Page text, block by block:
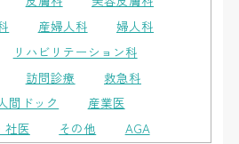
産婦人科
婦人科
リハビリテーション科
訪問診療
救急科
間ドック
産業医
社医
その他 AGA